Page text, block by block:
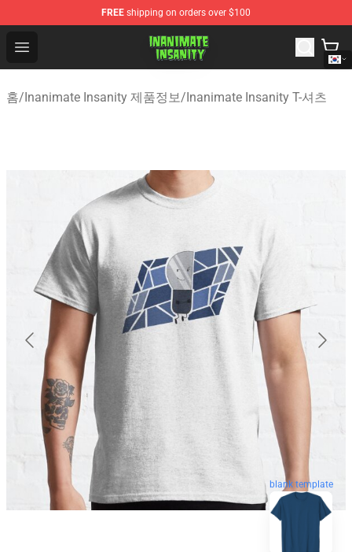
FREE shipping on orders over $100
Open menu
Inanimate Insanity Store - Official Inanimate Insanity
홈/Inanimate Insanity 제품정보/Inanimate Insanity T-셔츠
blank template